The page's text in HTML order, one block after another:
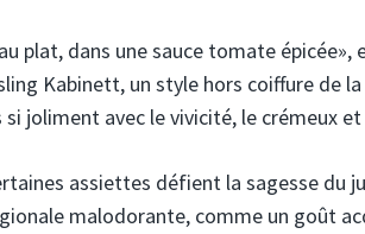
plat, dans une sauce tomate
Kabinett, un style hors coiffure de
si joliment avec le vivicité, le crémeux
assiettes défient la sagesse du
malodorante, comme un goût